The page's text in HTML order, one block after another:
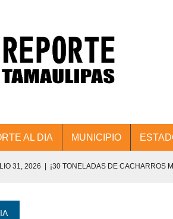
AL DIA MUNICIPIO
31, 2026 | ¡30 TONELADAS DE CACHARROS